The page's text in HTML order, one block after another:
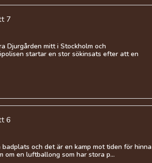
7
Djurgården mitt i Stockholm och
startar en stor sökinsats efter att en
6
och det är en kamp mot tiden för hinna
om en luftballong som har stora p...